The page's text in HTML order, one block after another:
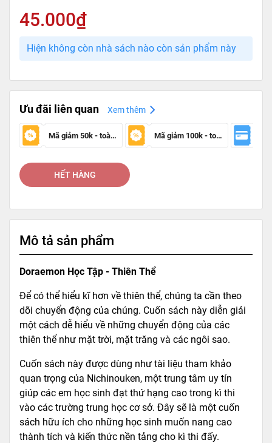
45.000₫
Hiện không còn nhà sách nào còn sản phẩm này
Ưu đãi liên quan Xem thêm
Mã giảm 50k - toàn sàn Mã giảm 100k - toàn sàn
HẾT HÀNG
Mô tả sản phẩm
Doraemon Học Tập - Thiên Thể
Để có thể hiểu kĩ hơn về thiên thể, chúng ta cần theo
dõi chuyển động của chúng. Cuốn sách này diễn giải
một cách dễ hiểu về những chuyển động của các
thiên thể như mặt trời, mặt trăng và các ngôi sao.
Cuốn sách này được dùng như tài liệu tham khảo
quan trọng của Nichinouken, một trung tâm uy tín
giúp các em học sinh đạt thứ hạng cao trong kì thi
vào các trường trung học cơ sở. Đây sẽ là một cuốn
sách hữu ích cho những học sinh muốn nang cao
thành tích và kiến thức nền tảng cho kì thi đấy.